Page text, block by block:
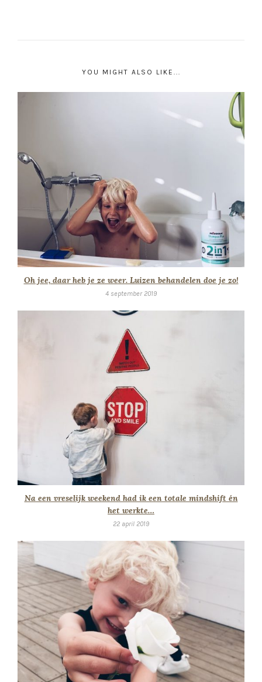
YOU MIGHT ALSO LIKE...
Oh jee, daar heb je ze weer. Luizen behandelen doe je zo!
4 september 2019
Na een vreselijk weekend had ik een totale mindshift én
het werkte…
22 april 2019